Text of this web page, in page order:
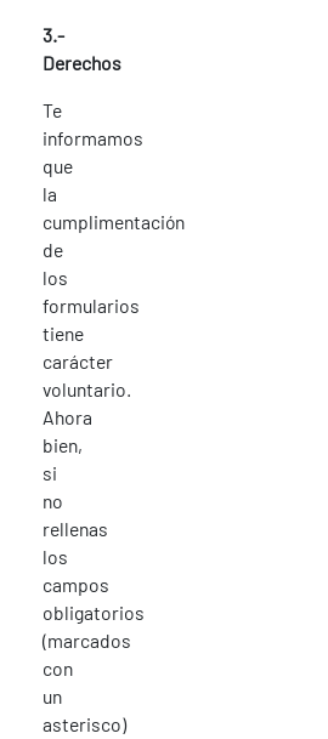
3.-
Derechos
Te
informamos
que
la
cumplimentación
de
los
formularios
tiene
carácter
voluntario.
Ahora
bien,
si
no
rellenas
los
campos
obligatorios
(marcados
con
un
asterisco)